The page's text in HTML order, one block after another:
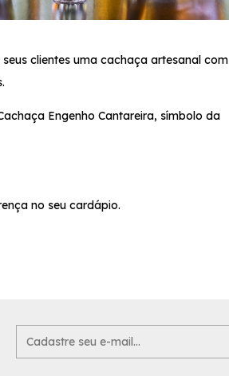
clientes uma cachaça artesanal com
Engenho Cantareira, símbolo da
no seu cardápio.